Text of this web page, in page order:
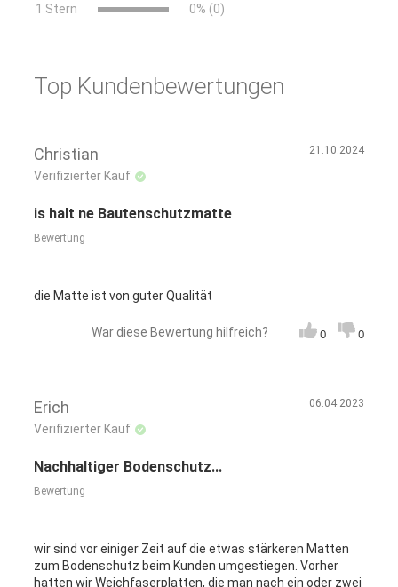
1 Stern 0% (0)
Top Kundenbewertungen
Christian
Verifizierter Kauf
21.10.2024
is halt ne Bautenschutzmatte
Bewertung
die Matte ist von guter Qualität
War diese Bewertung hilfreich? 0 0
Erich
Verifizierter Kauf
06.04.2023
Nachhaltiger Bodenschutz...
Bewertung
wir sind vor einiger Zeit auf die etwas stärkeren Matten
zum Bodenschutz beim Kunden umgestiegen. Vorher
hatten wir Weichfaserplatten, die man nach ein oder zwei